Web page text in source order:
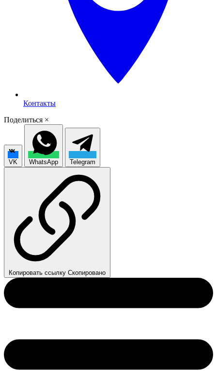
Контакты
Поделиться ×
VK WhatsApp Telegram
Копировать ссылку Скопировано